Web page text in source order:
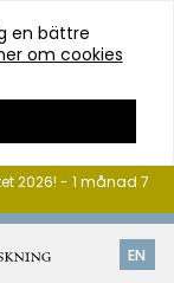
en bättre
om cookies
EN
2026! - 1 månad 7